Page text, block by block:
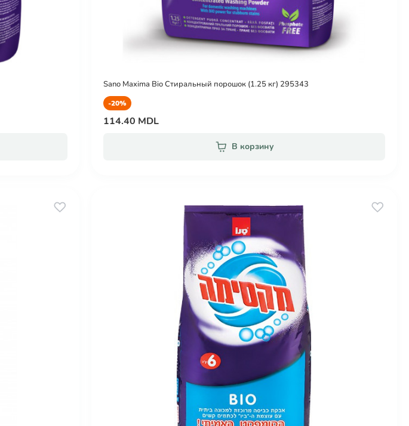
Sano Maxima Bio Стиральный порошок (1.25 кг) 295343
-20%
114.40 MDL
В корзину